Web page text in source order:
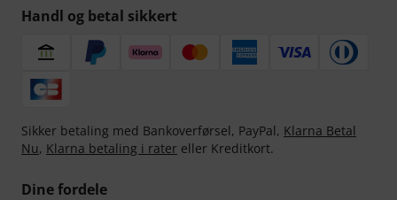
Handl og betal sikkert
Sikker betaling med Bankoverførsel, PayPal, Klarna Betal
Nu, Klarna betaling i rater eller Kreditkort.
Dine fordele